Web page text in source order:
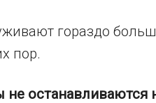
гораздо
пор.
останавливаются